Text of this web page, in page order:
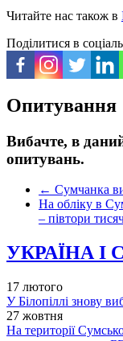
Читайте нас також в
Поділитися в
Опитування
Вибачте, в
опитувань.
← Сумчанка
На обліку в
– півтори
УКРАЇНА І
17 лютого
У Білопіллі знову
27 жовтня
На території